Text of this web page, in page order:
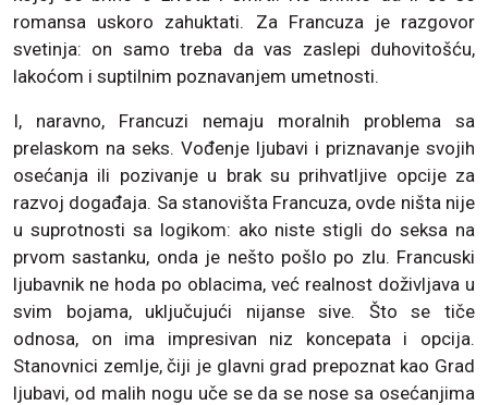
romansa uskoro zahuktati. Za Francuza je razgovor
svetinja: on samo treba da vas zaslepi duhovitošću,
lakoćom i suptilnim poznavanjem umetnosti.
I, naravno, Francuzi nemaju moralnih problema sa
prelaskom na seks. Vođenje ljubavi i priznavanje svojih
osećanja ili pozivanje u brak su prihvatljive opcije za
razvoj događaja. Sa stanovišta Francuza, ovde ništa nije
u suprotnosti sa logikom: ako niste stigli do seksa na
prvom sastanku, onda je nešto pošlo po zlu. Francuski
ljubavnik ne hoda po oblacima, već realnost doživljava u
svim bojama, uključujući nijanse sive. Što se tiče
odnosa, on ima impresivan niz koncepata i opcija.
Stanovnici zemlje, čiji je glavni grad prepoznat kao Grad
ljubavi, od malih nogu uče se da se nose sa osećanjima